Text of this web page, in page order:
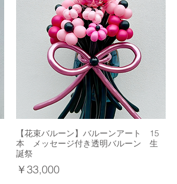
【花束バルーン】バルーンアート 15
本 メッセージ付き透明バルーン 生
誕祭
価格
￥33,000